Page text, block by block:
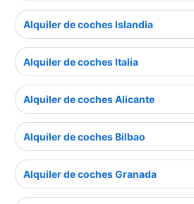
Alquiler de coches Islandia
Alquiler de coches Italia
Alquiler de coches Alicante
Alquiler de coches Bilbao
Alquiler de coches Granada